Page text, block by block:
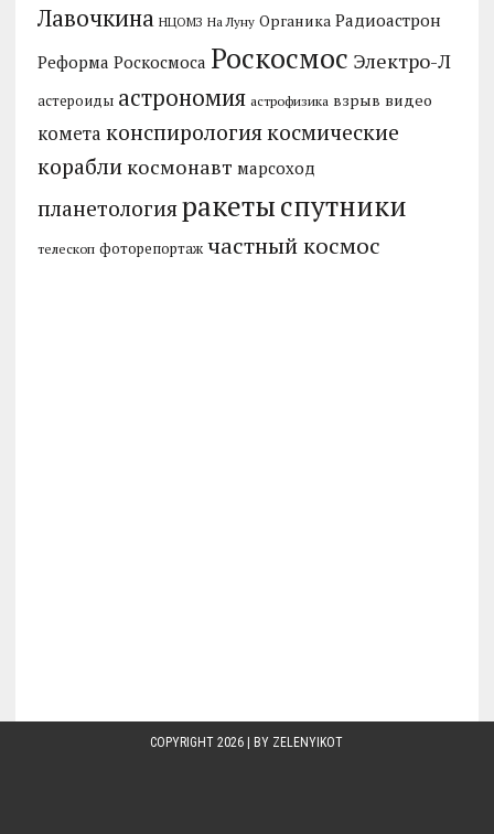
Лавочкина НЦОМЗ На Луну Органика Радиоастрон
Реформа Роскосмоса Роскосмос Электро-Л
астероиды астрономия астрофизика взрыв видео
комета конспирологиякосмические
корабликосмонавт марсоход
планетологияракетыспутники
телескоп фоторепортаж частный космос
COPYRIGHT 2026 | BY ZELENYIKOT